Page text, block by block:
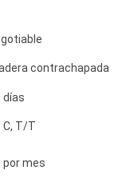
contrachapada
días
C, T/T
por mes